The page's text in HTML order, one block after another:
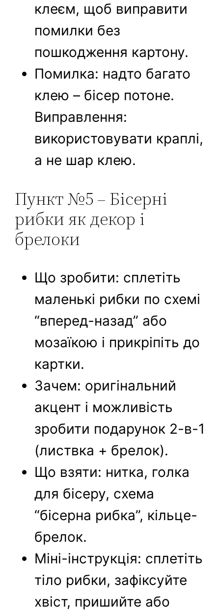
клеєм, щоб виправити
помилки без
пошкодження картону.
Помилка: надто багато
клею – бісер потоне.
Виправлення:
використовувати краплі,
а не шар клею.
Пункт №5 – Бісерні
рибки як декор і
брелоки
Що зробити: сплетіть
маленькі рибки по схемі
“вперед-назад” або
мозаїкою і прикріпіть до
картки.
Зачем: оригінальний
акцент і можливість
зробити подарунок 2-в-1
(листвка + брелок).
Що взяти: нитка, голка
для бісеру, схема
“бісерна рибка”, кільце-
брелок.
Міні-інструкція: сплетіть
тіло рибки, зафіксуйте
хвіст, пришийте або